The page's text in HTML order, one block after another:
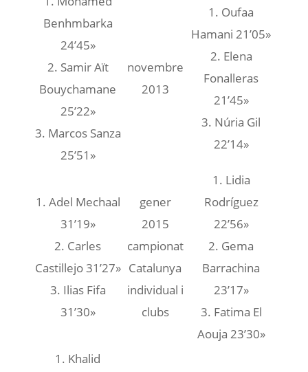
Benhmbarka
24’45»
2. Samir Aït
Bouychamane
25’22»
3. Marcos Sanza
25’51»
novembre
2013
1. Oufaa
Hamani 21’05»
2. Elena
Fonalleras
21’45»
3. Núria Gil
22’14»
1. Adel Mechaal
31’19»
2. Carles
Castillejo 31’27»
3. Ilias Fifa
31’30»
gener
2015
campionat
Catalunya
individual i
clubs
1. Lidia
Rodríguez
22’56»
2. Gema
Barrachina
23’17»
3. Fatima El
Aouja 23’30»
1. Khalid